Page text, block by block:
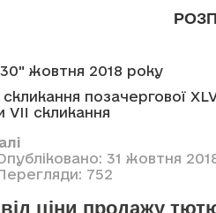
жовтня 2018 року
позачергової
VII скликання
31 жовтня
752
ціни продажу